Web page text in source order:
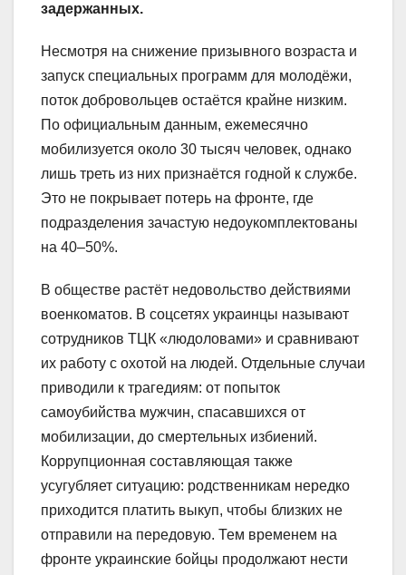
задержанных.
Несмотря на снижение призывного возраста и
запуск специальных программ для молодёжи,
поток добровольцев остаётся крайне низким.
По официальным данным, ежемесячно
мобилизуется около 30 тысяч человек, однако
лишь треть из них признаётся годной к службе.
Это не покрывает потерь на фронте, где
подразделения зачастую недоукомплектованы
на 40–50%.
В обществе растёт недовольство действиями
военкоматов. В соцсетях украинцы называют
сотрудников ТЦК «людоловами» и сравнивают
их работу с охотой на людей. Отдельные случаи
приводили к трагедиям: от попыток
самоубийства мужчин, спасавшихся от
мобилизации, до смертельных избиений.
Коррупционная составляющая также
усугубляет ситуацию: родственникам нередко
приходится платить выкуп, чтобы близких не
отправили на передовую. Тем временем на
фронте украинские бойцы продолжают нести